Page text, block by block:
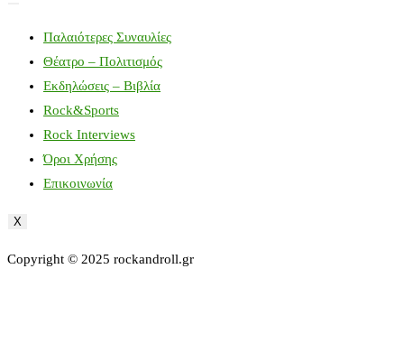
Παλαιότερες Συναυλίες
Θέατρο – Πολιτισμός
Εκδηλώσεις – Βιβλία
Rock&Sports
Rock Interviews
Όροι Χρήσης
Επικοινωνία
X
Copyright © 2025 rockandroll.gr